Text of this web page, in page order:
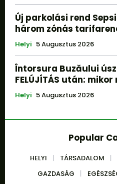
Új parkolási rend
három zónás
Helyi 5 Augusztus 2026
Întorsura Buzăului
FELÚJÍTÁS után:
Helyi 5 Augusztus 2026
Popular
HELYI TÁRSADALOM
GAZDASÁG